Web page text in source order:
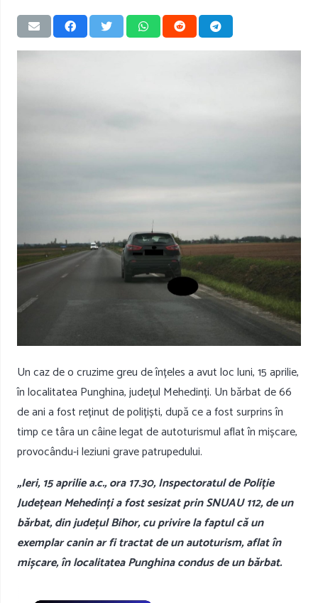
Un caz de o cruzime greu de înțeles a avut loc luni, 15 aprilie,
în localitatea Punghina, județul Mehedinți. Un bărbat de 66
de ani a fost reținut de polițiști, după ce a fost surprins în
timp ce târa un câine legat de autoturismul aflat în mișcare,
provocându-i leziuni grave patrupedului.
„Ieri, 15 aprilie a.c., ora 17.30, Inspectoratul de Poliție
Județean Mehedinți a fost sesizat prin SNUAU 112, de un
bărbat, din județul Bihor, cu privire la faptul că un
exemplar canin ar fi tractat de un autoturism, aflat în
mișcare, în localitatea Punghina condus de un bărbat.